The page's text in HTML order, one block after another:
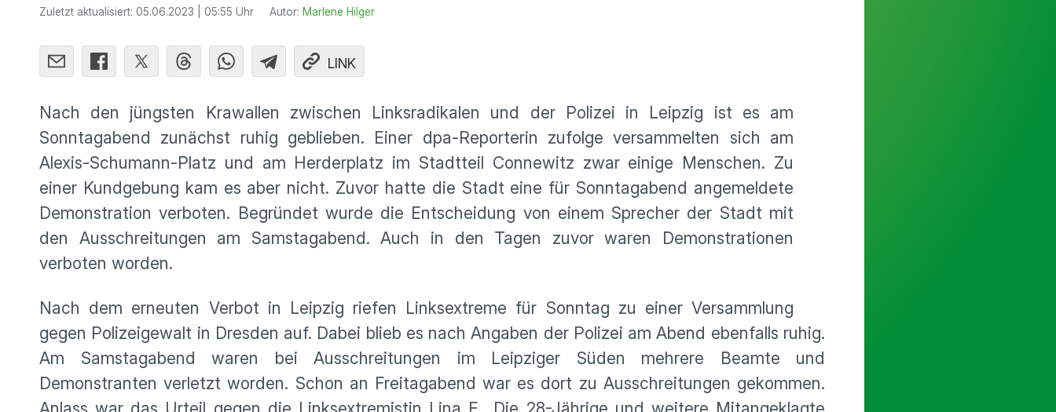
Zuletzt aktualisiert: 05.06.2023 | 05:55 Uhr Autor: Marlene Hilger
LINK
Nach den jüngsten Krawallen zwischen Linksradikalen und der Polizei in Leipzig ist es am
Sonntagabend zunächst ruhig geblieben. Einer dpa-Reporterin zufolge versammelten sich am
Alexis-Schumann-Platz und am Herderplatz im Stadtteil Connewitz zwar einige Menschen. Zu
einer Kundgebung kam es aber nicht. Zuvor hatte die Stadt eine für Sonntagabend angemeldete
Demonstration verboten. Begründet wurde die Entscheidung von einem Sprecher der Stadt mit
den Ausschreitungen am Samstagabend. Auch in den Tagen zuvor waren Demonstrationen
verboten worden.
Nach dem erneuten Verbot in Leipzig riefen Linksextreme für Sonntag zu einer Versammlung
gegen Polizeigewalt in Dresden auf. Dabei blieb es nach Angaben der Polizei am Abend ebenfalls ruhig.
Am Samstagabend waren bei Ausschreitungen im Leipziger Süden mehrere Beamte und
Demonstranten verletzt worden. Schon an Freitagabend war es dort zu Ausschreitungen gekommen.